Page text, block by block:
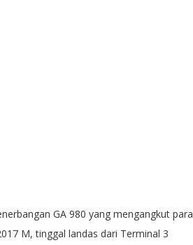
GA 980 yang mengangkut para
M, tinggal landas dari Terminal 3